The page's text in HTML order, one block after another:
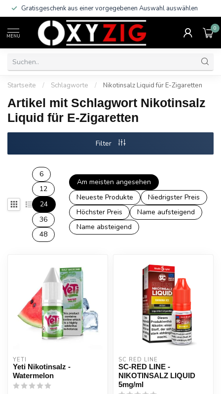
Gratisgeschenk aus einer vorgegebenen Auswahl auswählen
MENU
0
Startseite / Schlagworte / Nikotinsalz Liquid für E-Zigaretten
Artikel mit Schlagwort Nikotinsalz
Liquid für E-Zigaretten
Filter
6
12
24
36
48
Am meisten angesehen
Neueste Produkte
Niedrigster Preis
Höchster Preis
Name aufsteigend
Name absteigend
YETI
Yeti Nikotinsalz -
Watermelon
SC RED LINE
SC-RED LINE -
NIKOTINSALZ LIQUID
5mg/ml